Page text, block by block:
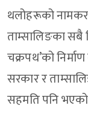
थलोहरूको
ताम्सालिङका सबै
चक्रपथ’को
सरकार र
सहमति पनि भएको